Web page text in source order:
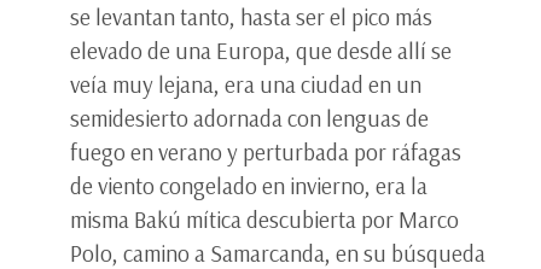
se levantan tanto, hasta ser el pico más
elevado de una Europa, que desde allí se
veía muy lejana, era una ciudad en un
semidesierto adornada con lenguas de
fuego en verano y perturbada por ráfagas
de viento congelado en invierno, era la
misma Bakú mítica descubierta por Marco
Polo, camino a Samarcanda, en su búsqueda